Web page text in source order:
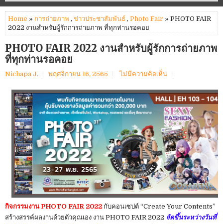
Home » การถ่ายภาพ , ข่าวประชาสัมพันธ์ , Photo Fair » PHOTO FAIR
2022 งานสำหรับผู้รักการถ่ายภาพ ที่ทุกท่านรอคอย
PHOTO FAIR 2022 งานสำหรับผู้รักการถ่ายภาพ
ที่ทุกท่านรอคอย
Nichapa J. พฤศจิกายน 16, 2565 ไม่มีความคิดเห็น
กิจกรรมงาน PHOTO FAIR 2022 กับคอนเซปต์ “Create Your Contents”
สร้างสรรค์ผลงานด้วยตัวคุณเอง งาน PHOTO FAIR 2022 จัดขึ้นระหว่างวันที่